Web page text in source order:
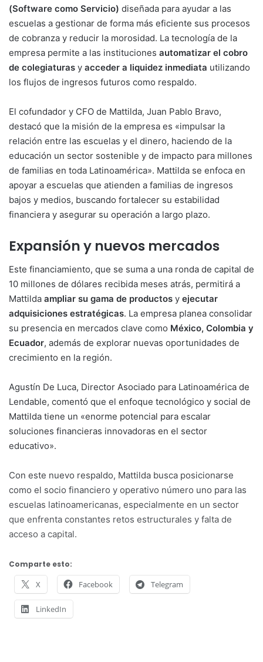
(Software como Servicio) diseñada para ayudar a las
escuelas a gestionar de forma más eficiente sus procesos
de cobranza y reducir la morosidad. La tecnología de la
empresa permite a las instituciones automatizar el cobro
de colegiaturas y acceder a liquidez inmediata utilizando
los flujos de ingresos futuros como respaldo.
El cofundador y CFO de Mattilda, Juan Pablo Bravo,
destacó que la misión de la empresa es «impulsar la
relación entre las escuelas y el dinero, haciendo de la
educación un sector sostenible y de impacto para millones
de familias en toda Latinoamérica». Mattilda se enfoca en
apoyar a escuelas que atienden a familias de ingresos
bajos y medios, buscando fortalecer su estabilidad
financiera y asegurar su operación a largo plazo.
Expansión y nuevos mercados
Este financiamiento, que se suma a una ronda de capital de
10 millones de dólares recibida meses atrás, permitirá a
Mattilda ampliar su gama de productos y ejecutar
adquisiciones estratégicas. La empresa planea consolidar
su presencia en mercados clave como México, Colombia y
Ecuador, además de explorar nuevas oportunidades de
crecimiento en la región.
Agustín De Luca, Director Asociado para Latinoamérica de
Lendable, comentó que el enfoque tecnológico y social de
Mattilda tiene un «enorme potencial para escalar
soluciones financieras innovadoras en el sector
educativo».
Con este nuevo respaldo, Mattilda busca posicionarse
como el socio financiero y operativo número uno para las
escuelas latinoamericanas, especialmente en un sector
que enfrenta constantes retos estructurales y falta de
acceso a capital.
Comparte esto:
X Facebook Telegram
LinkedIn